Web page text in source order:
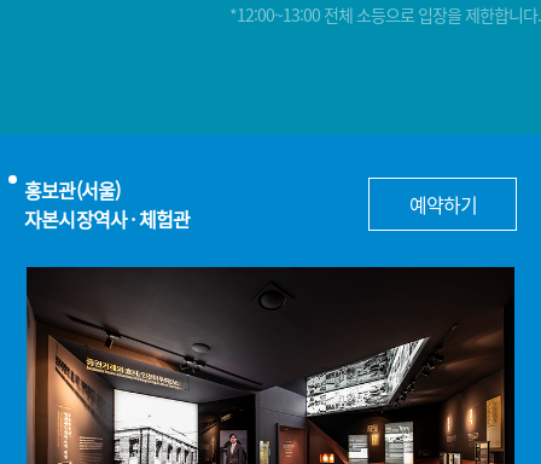
*12:00~13:00 전체 소등으로 입장을 제한합니다.
홍보관(서울)
자본시장역사 · 체험관
예약하기